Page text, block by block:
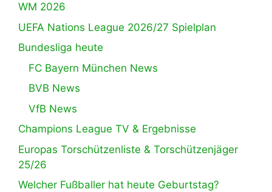
WM 2026
UEFA Nations League 2026/27 Spielplan
Bundesliga heute
FC Bayern München News
BVB News
VfB News
Champions League TV & Ergebnisse
Europas Torschützenliste & Torschützenjäger
25/26
Welcher Fußballer hat heute Geburtstag?